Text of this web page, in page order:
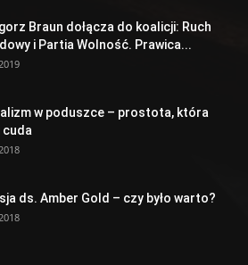
Braun dołącza do koalicji: Ruch
i Partia Wolność. Prawica...
w poduszce – prostota, która
cuda
ds. Amber Gold – czy było warto?